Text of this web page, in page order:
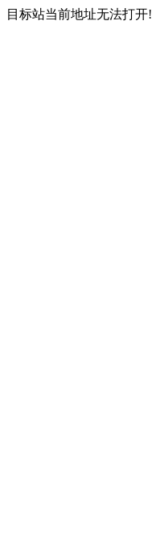
目标站当前地址无法打开!